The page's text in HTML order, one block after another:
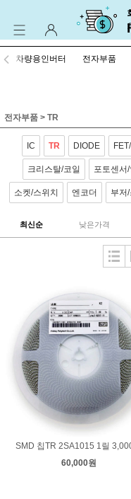
차량용인버터 전자부품
전자부품 > TR
IC TR DIODE
크리스탈/코일 포토센서
소켓/스위치 엔코더 부저
최신순 낮은가격
SMD 칩TR 2SA1015 1릴
60,000원